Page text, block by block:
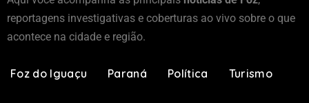
reportagens investigativas e coberturas ao vivo sobre o que
acontece na cidade e região.
Foz do Iguaçu Paraná Política Turismo